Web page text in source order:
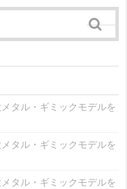
タル・ギミックモデルを
タル・ギミックモデルを
タル・ギミックモデルを